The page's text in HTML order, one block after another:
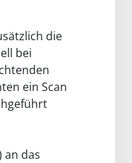
die
bei
ein Scan
an das